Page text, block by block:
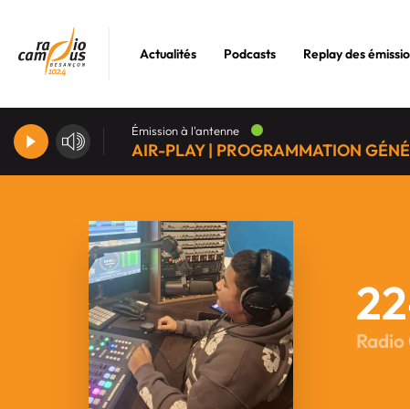
Actualités Podcasts Replay des
Émission à l'antenne
AIR-PLAY | PROGRAMMATION
Radio